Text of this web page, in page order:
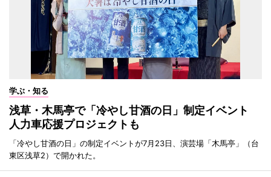
学ぶ・知る
浅草・木馬亭で「冷やし甘酒の日」制定イベント
人力車応援プロジェクトも
「冷やし甘酒の日」の制定イベントが7月23日、演芸場「木馬亭」（台
東区浅草2）で開かれた。